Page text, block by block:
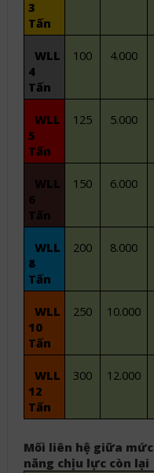
3
Tấn
WLL
4
Tấn
100 4.000
WLL
5
Tấn
125 5.000
WLL
6
Tấn
150 6.000
WLL
8
Tấn
200 8.000
WLL
10
Tấn
250 10.000
WLL
12
Tấn
300 12.000
Mối liên hệ giữa mức
năng chịu lực còn lại